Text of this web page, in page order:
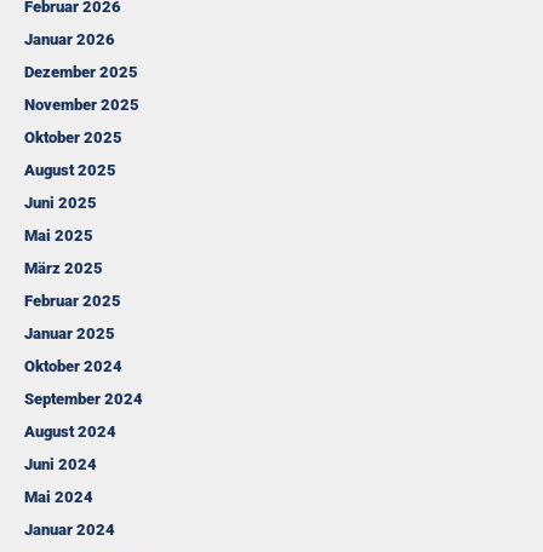
Februar 2026
Januar 2026
Dezember 2025
November 2025
Oktober 2025
August 2025
Juni 2025
Mai 2025
März 2025
Februar 2025
Januar 2025
Oktober 2024
September 2024
August 2024
Juni 2024
Mai 2024
Januar 2024